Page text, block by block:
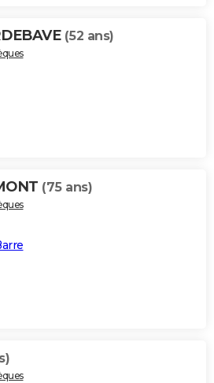
(52 ans)
(75 ans)